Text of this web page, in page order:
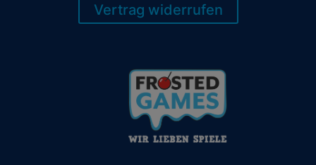
Vertrag widerrufen